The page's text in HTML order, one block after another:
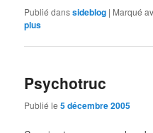
Publié danssideblog | Marqué
plus
Psychotruc
Publié le5 décembre 2005